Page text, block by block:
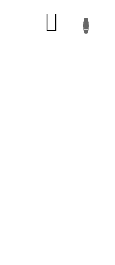
KOŠÍK